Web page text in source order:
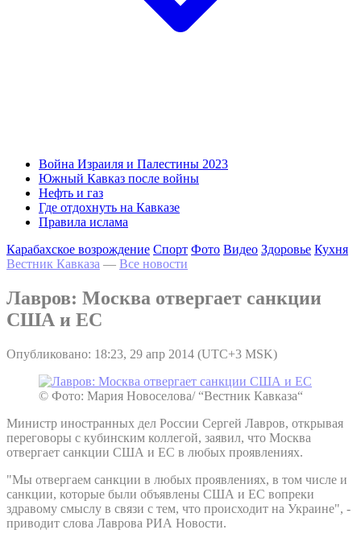
Война Израиля и Палестины 2023
Южный Кавказ после войны
Нефть и газ
Где отдохнуть на Кавказе
Правила ислама
Карабахское возрождение Спорт Фото Видео Здоровье Кухня
Вестник Кавказа — Все новости
Лавров: Москва отвергает санкции
США и ЕС
Опубликовано: 18:23, 29 апр 2014 (UTC+3 MSK)
© Фото: Мария Новоселова/ “Вестник Кавказа“
Министр иностранных дел России Сергей Лавров, открывая
переговоры с кубинским коллегой, заявил, что Москва
отвергает санкции США и ЕС в любых проявлениях.
"Мы отвергаем санкции в любых проявлениях, в том числе и
санкции, которые были объявлены США и ЕС вопреки
здравому смыслу в связи с тем, что происходит на Украине", -
приводит слова Лаврова РИА Новости.